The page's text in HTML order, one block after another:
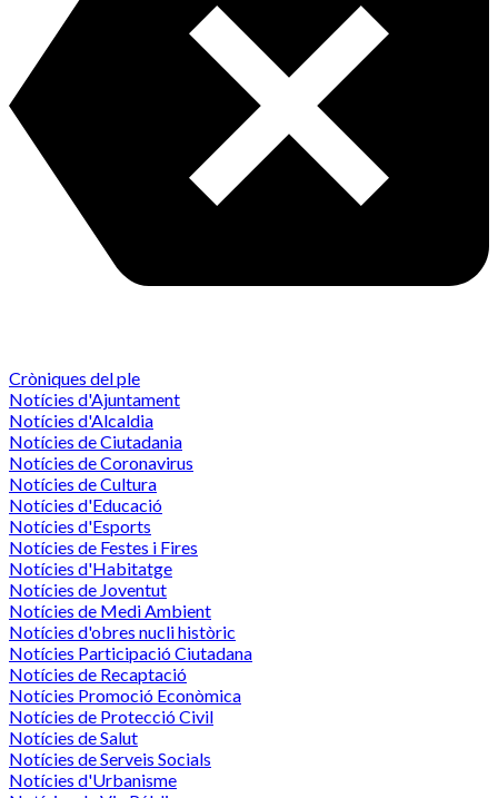
Cròniques del ple
Notícies d'Ajuntament
Notícies d'Alcaldia
Notícies de Ciutadania
Notícies de Coronavirus
Notícies de Cultura
Notícies d'Educació
Notícies d'Esports
Notícies de Festes i Fires
Notícies d'Habitatge
Notícies de Joventut
Notícies de Medi Ambient
Notícies d'obres nucli històric
Notícies Participació Ciutadana
Notícies de Recaptació
Notícies Promoció Econòmica
Notícies de Protecció Civil
Notícies de Salut
Notícies de Serveis Socials
Notícies d'Urbanisme